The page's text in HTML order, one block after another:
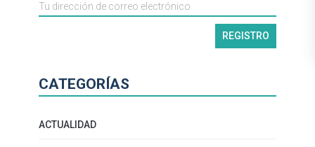
CATEGORÍAS
ACTUALIDAD